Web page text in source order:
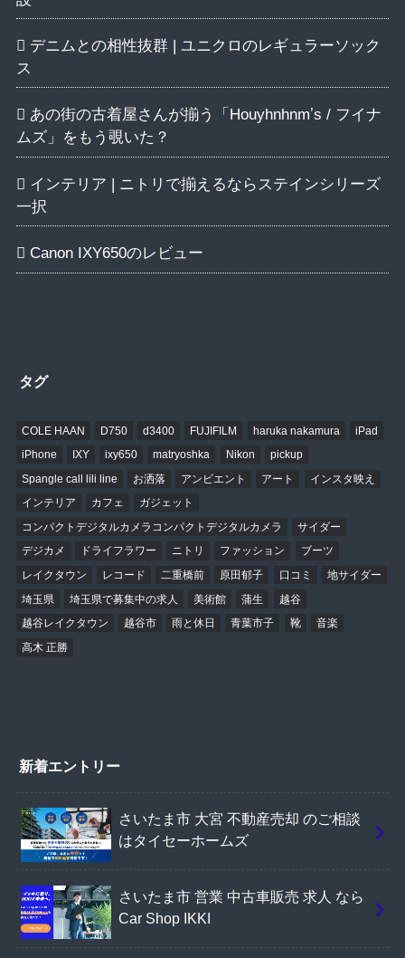
デニムとの相性抜群 | ユニクロのレギュラーソック
ス
あの街の古着屋さんが揃う「Houyhnhnmʼs / フイナ
ムズ」をもう覗いた？
インテリア | ニトリで揃えるならステインシリーズ
一択
Canon IXY650のレビュー
タグ
COLE HAAN D750 d3400 FUJIFILM haruka nakamura
iPad
iPhone
IXY ixy650 matryoshka Nikon
pickup
Spangle call lili line
お洒落 アンビエント アート
インスタ映え
インテリア
カフェ
ガジェット
コンパクトデジタルカメラコンパクトデジタルカメラ
サイダー
デジカメ
ドライフラワー ニトリ ファッション
ブーツ
レイクタウン
レコード 二重橋前 原田郁子 口コミ
地サイダー
埼玉県
埼玉県で募集中の求人 美術館 蒲生
越谷
越谷レイクタウン
越谷市 雨と休日 青葉市子 靴
音楽
高木 正勝
新着エントリー
さいたま市 大宮 不動産売却 のご相談
はタイセーホームズ
さいたま市 営業 中古車販売 求人 なら
Car Shop IKKI